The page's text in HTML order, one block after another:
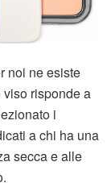
noi ne esiste
risponde a
i
a chi ha una
secca e alle